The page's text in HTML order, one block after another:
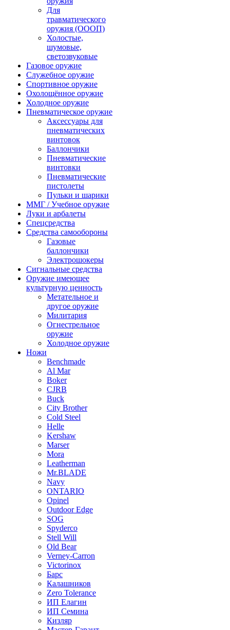
Для
травматического
оружия (ОООП)
Холостые,
шумовые,
светозвуковые
Газовое оружие
Служебное оружие
Спортивное оружие
Охолощённое оружие
Холодное оружие
Пневматическое оружие
Аксессуары для
пневматических
винтовок
Баллончики
Пневматические
винтовки
Пневматические
пистолеты
Пульки и шарики
ММГ / Учебное оружие
Луки и арбалеты
Спецсредства
Средства самообороны
Газовые
баллончики
Электрошокеры
Сигнальные средства
Оружие имеющее
культурную ценность
Метательное и
другое оружие
Милитария
Огнестрельное
оружие
Холодное оружие
Ножи
Benchmade
Al Mar
Boker
CJRB
Buck
City Brother
Cold Steel
Helle
Kershaw
Marser
Mora
Leatherman
Mr.BLADE
Navy
ONTARIO
Opinel
Outdoor Edge
SOG
Spyderco
Stell Will
Old Bear
Verney-Carron
Victorinox
Барс
Калашников
Zero Tolerance
ИП Елагин
ИП Семина
Кизляр